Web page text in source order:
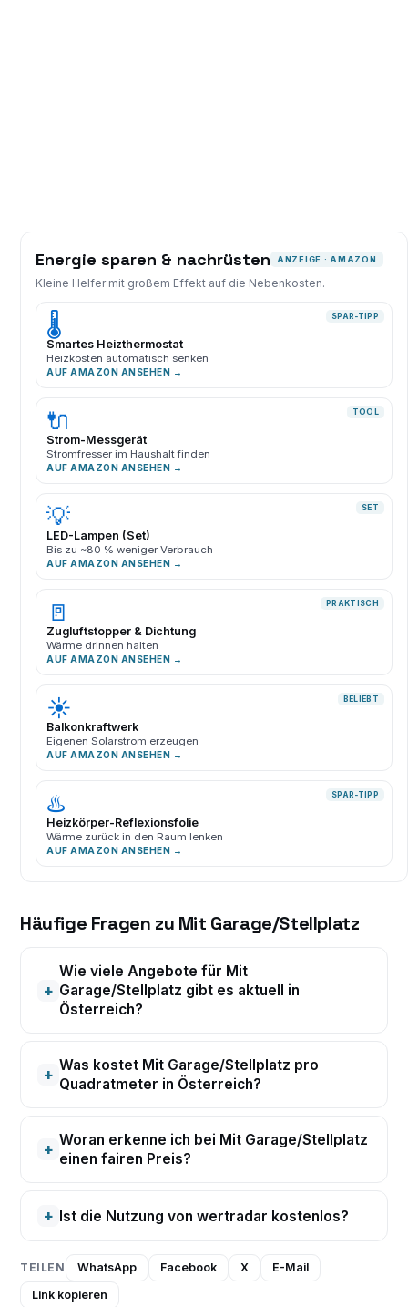
Energie sparen & nachrüsten ANZEIGE · AMAZON
Kleine Helfer mit großem Effekt auf die Nebenkosten.
SPAR-TIPP
🌡️
Smartes Heizthermostat
Heizkosten automatisch senken
AUF AMAZON ANSEHEN →
TOOL
🔌
Strom-Messgerät
Stromfresser im Haushalt finden
AUF AMAZON ANSEHEN →
SET
💡
LED-Lampen (Set)
Bis zu ~80 % weniger Verbrauch
AUF AMAZON ANSEHEN →
PRAKTISCH
🚪
Zugluftstopper & Dichtung
Wärme drinnen halten
AUF AMAZON ANSEHEN →
BELIEBT
☀️
Balkonkraftwerk
Eigenen Solarstrom erzeugen
AUF AMAZON ANSEHEN →
SPAR-TIPP
♨️
Heizkörper-Reflexionsfolie
Wärme zurück in den Raum lenken
AUF AMAZON ANSEHEN →
Häufige Fragen zu Mit Garage/Stellplatz
Wie viele Angebote für Mit
Garage/Stellplatz gibt es aktuell in
Österreich?
Was kostet Mit Garage/Stellplatz pro
Quadratmeter in Österreich?
Woran erkenne ich bei Mit Garage/Stellplatz
einen fairen Preis?
Ist die Nutzung von wertradar kostenlos?
TEILEN WhatsApp Facebook X
E-Mail
Link kopieren